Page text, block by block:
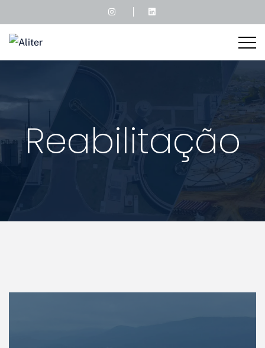
Reabilitação